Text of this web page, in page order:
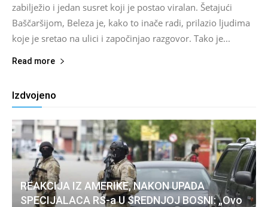
zabilježio i jedan susret koji je postao viralan. Šetajući
Baščaršijom, Beleza je, kako to inače radi, prilazio ljudima
koje je sretao na ulici i započinjao razgovor. Tako je...
Read more
Izdvojeno
REAKCIJA IZ AMERIKE, NAKON UPADA
SPECIJALACA RS-a U SREDNJOJ BOSNI: „Ovo